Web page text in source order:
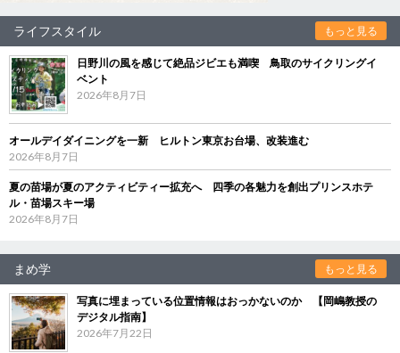
ライフスタイル もっと見る
日野川の風を感じて絶品ジビエも満喫 鳥取のサイクリングイ
ベント
2026年8月7日
オールデイダイニングを一新 ヒルトン東京お台場、改装進む
2026年8月7日
夏の苗場が夏のアクティビティー拡充へ 四季の各魅力を創出プリンスホテ
ル・苗場スキー場
2026年8月7日
まめ学 もっと見る
写真に埋まっている位置情報はおっかないのか 【岡嶋教授の
デジタル指南】
2026年7月22日